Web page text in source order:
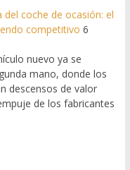
coche de ocasión: el
competitivo 6
nuevo ya se
mano, donde los
descensos de valor
de los fabricantes